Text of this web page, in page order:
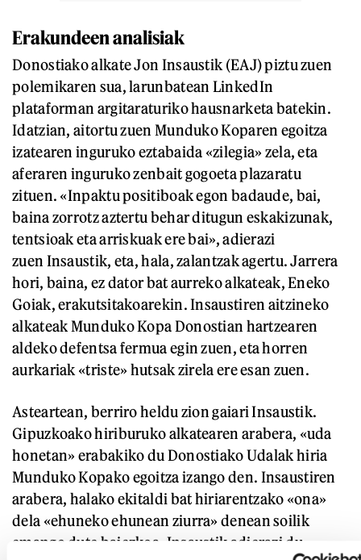
Erakundeen analisiak
Donostiako alkate Jon Insaustik (EAJ) piztu zuen
polemikaren sua, larunbatean LinkedIn
plataforman argitaraturiko hausnarketa batekin.
Idatzian, aitortu zuen Munduko Koparen egoitza
izatearen inguruko eztabaida «zilegia» zela, eta
aferaren inguruko zenbait gogoeta plazaratu
zituen. «Inpaktu positiboak egon badaude, bai,
baina zorrotz aztertu behar ditugun eskakizunak,
tentsioak eta arriskuak ere bai», adierazi
zuen Insaustik, eta, hala, zalantzak agertu. Jarrera
hori, baina, ez dator bat aurreko alkateak, Eneko
Goiak, erakutsitakoarekin. Insaustiren aitzineko
alkateak Munduko Kopa Donostian hartzearen
aldeko defentsa fermua egin zuen, eta horren
aurkariak «triste» hutsak zirela ere esan zuen.
Asteartean, berriro heldu zion gaiari Insaustik.
Gipuzkoako hiriburuko alkatearen arabera, «uda
honetan» erabakiko du Donostiako Udalak hiria
Munduko Kopako egoitza izango den. Insaustiren
arabera, halako ekitaldi bat hiriarentzako «ona»
dela «ehuneko ehunean ziurra» denean soilik
emango dute baiezkoa. Insaustik adierazi du